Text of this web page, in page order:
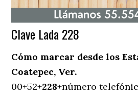
Clave Lada 228
Cómo marcar desde los
Coatepec, Ver.
00+52+228+número